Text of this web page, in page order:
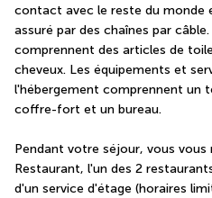
contact avec le reste du monde
assuré par des chaînes par
comprennent des articles de
cheveux. Les équipements et
l'hébergement comprennent un
coffre-fort et un bureau.
Pendant votre séjour, vous vous
Restaurant, l'un des 2
d'un service d'étage (horaires